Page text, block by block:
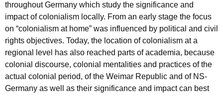
throughout Germany which study the significance and
impact of colonialism locally. From an early stage the focus
on “colonialism at home” was influenced by political and civil
rights objectives. Today, the location of colonialism at a
regional level has also reached parts of academia, because
colonial discourse, colonial mentalities and practices of the
actual colonial period, of the Weimar Republic and of NS-
Germany as well as their significance and impact can best